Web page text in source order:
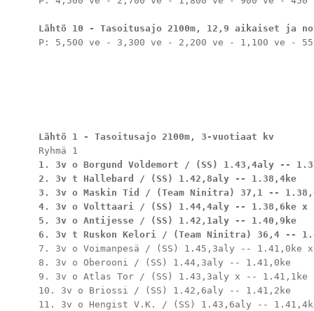
Lähtö 10 - Tasoitusajo 2100m, 12,9 aikaiset ja
P: 5,500 ve - 3,300 ve - 2,200 ve - 1,100 ve -
Lähtö 1 - Tasoitusajo 2100m, 3-vuotiaat kv
1. 3v o Borgund Voldemort / (SS) 1.43,4aly --
2. 3v t Hallebard / (SS) 1.42,8aly -- 1.38,4ke
3. 3v o Maskin Tid / (Team Ninitra) 37,1 --
4. 3v o Volttaari / (SS) 1.44,4aly -- 1.38,6ke x
5. 3v o Antijesse / (SS) 1.42,1aly -- 1.40,9ke
6. 3v t Ruskon Kelori / (Team Ninitra) 36,4 --
7. 3v o Voimanpesä / (SS) 1.45,3aly -- 1.41,0ke x
8. 3v o Oberooni / (SS) 1.44,3aly -- 1.41,0ke
9. 3v o Atlas Tor / (SS) 1.43,3aly x -- 1.41,1ke
10. 3v o Briossi / (SS) 1.42,6aly -- 1.41,2ke
11. 3v o Hengist V.K. / (SS) 1.43,6aly --